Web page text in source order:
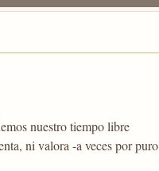
nuestro tiempo libre
ni valora -a veces por puro